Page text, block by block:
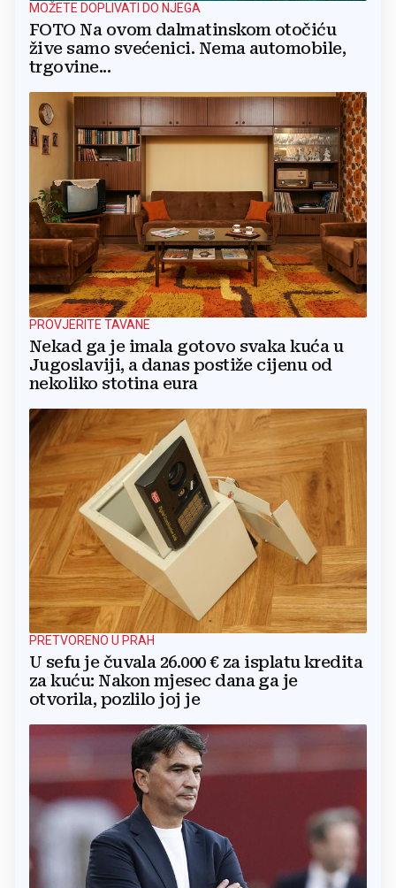
MOŽETE DOPLIVATI DO NJEGA
FOTO Na ovom dalmatinskom otočiću
žive samo svećenici. Nema automobile,
trgovine...
PROVJERITE TAVANE
Nekad ga je imala gotovo svaka kuća u
Jugoslaviji, a danas postiže cijenu od
nekoliko stotina eura
PRETVORENO U PRAH
U sefu je čuvala 26.000 € za isplatu kredita
za kuću: Nakon mjesec dana ga je
otvorila, pozlilo joj je